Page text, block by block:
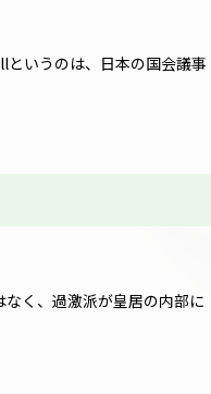
いうのは、日本の国会議事
く、過激派が皇居の内部に